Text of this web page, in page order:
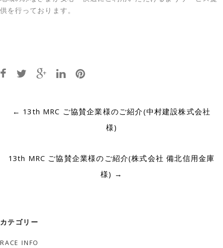
供を行っております。
Post
← 13th MRC ご協賛企業様のご紹介(中村建設株式会社
様)
13th MRC ご協賛企業様のご紹介(株式会社 備北信用金庫
様) →
カテゴリー
RACE INFO